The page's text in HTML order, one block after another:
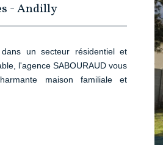
- Andilly
dans un secteur résidentiel et
l'agence SABOURAUD vous
maison familiale et